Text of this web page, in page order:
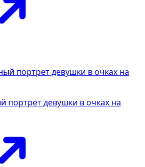
портрет девушки в очках на